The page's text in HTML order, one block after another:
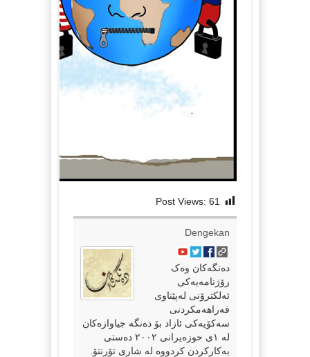
Post Views: 61
Dengekan
دەنگەکان وەک
رۆژنامەیەکی
ئەلکترۆنی لەپێناوی
فەراهەمکردنی
سەکۆیەکی ئازاد بۆ دەنگە جیاوازەکان
لە ١ی حوزەیرانی ٢٠٠٢ دەستی
بەکارکردن کردووە لە شاری تۆرنتۆ.